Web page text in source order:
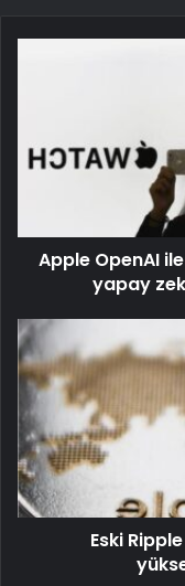
Apple OpenAI
yapay
Eski